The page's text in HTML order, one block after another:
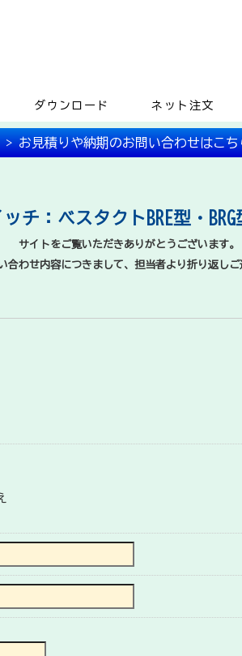
ダウンロード ネット注文
> お見積りや納期のお問い合わせはこち
チ：ベスタクトBRE型・
サイトをご覧いただきありがとうございます。
合わせ内容につきまして、担当者より折り返しご